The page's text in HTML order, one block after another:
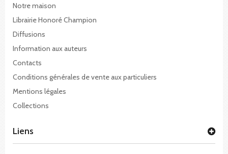
Notre maison
Librairie Honoré Champion
Diffusions
Information aux auteurs
Contacts
Conditions générales de vente aux particuliers
Mentions légales
Collections
Liens